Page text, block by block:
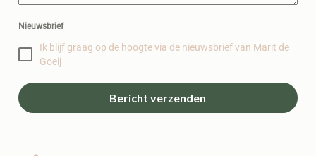
Nieuwsbrief
Ik blijf graag op de hoogte via de nieuwsbrief van Marit de
Goeij
Bericht verzenden